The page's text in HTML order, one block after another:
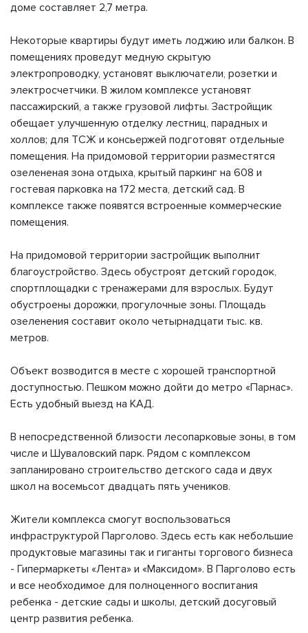
доме составляет 2,7 метра.
Некоторые квартиры будут иметь лоджию или балкон. В
помещениях проведут медную скрытую
электропроводку, установят выключатели, розетки и
электросчетчики. В жилом комплексе установят
пассажирский, а также грузовой лифты. Застройщик
обещает улучшенную отделку лестниц, парадных и
холлов; для ТСЖ и консьержей подготовят отдельные
помещения. На придомовой территории разместятся
озелененая зона отдыха, крытый паркинг на 608 и
гостевая парковка на 172 места, детский сад. В
комплексе также появятся встроенные коммерческие
помещения.
На придомовой территории застройщик выполнит
благоустройство. Здесь обустроят детский городок,
спортплощадки с тренажерами для взрослых. Будут
обустроены дорожки, прогулочные зоны. Площадь
озеленения составит около четырнадцати тыс. кв.
метров.
Объект возводится в месте с хорошей транспортной
доступностью. Пешком можно дойти до метро «Парнас».
Есть удобный выезд на КАД.
В непосредственной близости лесопарковые зоны, в том
числе и Шуваловский парк. Рядом с комплексом
запланировано строительство детского сада и двух
школ на восемьсот двадцать пять учеников.
Жители комплекса смогут воспользоваться
инфраструктурой Парголово. Здесь есть как небольшие
продуктовые магазины так и гиганты торгового бизнеса
- Гипермаркеты «Лента» и «Максидом». В Парголово есть
и все необходимое для полноценного воспитания
ребенка - детские сады и школы, детский досуговый
центр развития ребенка.